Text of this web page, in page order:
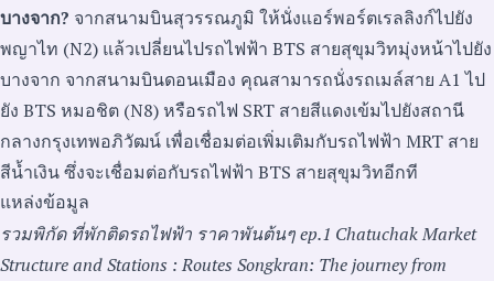
บางจาก? จากสนามบินสุวรรณภูมิ ให้นั่งแอร์พอร์ตเรลลิงก์ไปยัง
พญาไท (N2) แล้วเปลี่ยนไปรถไฟฟ้า BTS สายสุขุมวิทมุ่งหน้าไปยัง
บางจาก จากสนามบินดอนเมือง คุณสามารถนั่งรถเมล์สาย A1 ไป
ยัง BTS หมอชิต (N8) หรือรถไฟ SRT สายสีแดงเข้มไปยังสถานี
กลางกรุงเทพอภิวัฒน์ เพื่อเชื่อมต่อเพิ่มเติมกับรถไฟฟ้า MRT สาย
สีน้ำเงิน ซึ่งจะเชื่อมต่อกับรถไฟฟ้า BTS สายสุขุมวิทอีกที
แหล่งข้อมูล
รวมพิกัด ที่พักติดรถไฟฟ้า ราคาพันต้นๆ ep.1 Chatuchak Market
Structure and Stations : Routes Songkran: The journey from